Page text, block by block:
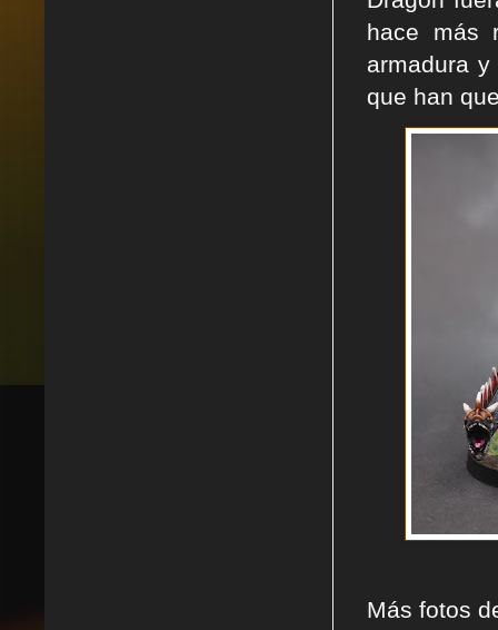
hace más
armadura
que han
Más fotos